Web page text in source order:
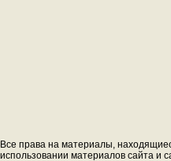
Все права на материалы,
использовании материалов сайта и